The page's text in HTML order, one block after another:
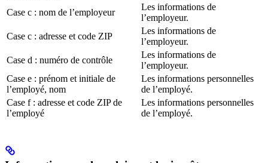
Case c : nom de l’employeur
Les informations de
l’employeur.
Case c : adresse et code ZIP
Les informations de
l’employeur.
Case d : numéro de contrôle
Les informations de
l’employeur.
Case e : prénom et initiale de
l’employé, nom
Les informations personnelles
de l’employé.
Case f : adresse et code ZIP de
l’employé
Les informations personnelles
de l’employé.